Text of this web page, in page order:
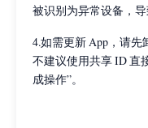
被识别为异常设备，导
4.如需更新 App，请先
不建议使用共享 ID 直
成操作”。